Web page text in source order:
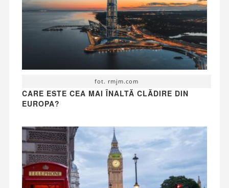
fot. rmjm.com
CARE ESTE CEA MAI ÎNALTĂ CLĂDIRE DIN
EUROPA?